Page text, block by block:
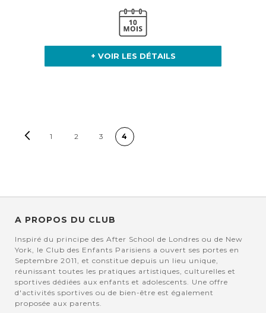
+ VOIR LES DÉTAILS
PAGE
Page
Précédent Page
1 2 3 Vous lisez actuellement la page
4
A PROPOS DU CLUB
Inspiré du principe des After School de Londres ou de New
York, le Club des Enfants Parisiens a ouvert ses portes en
Septembre 2011, et constitue depuis un lieu unique,
réunissant toutes les pratiques artistiques, culturelles et
sportives dédiées aux enfants et adolescents. Une offre
d'activités sportives ou de bien-être est également
proposée aux parents.